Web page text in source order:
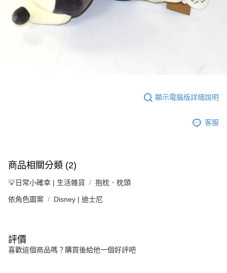
顯示電腦版詳細說明
客服
商品相關分類 (2)
💡日常小確幸 | 生活雜貨 抱枕．枕頭
依角色圖案 Disney | 迪士尼
評價
喜歡這個商品嗎？購買後給他一個好評吧